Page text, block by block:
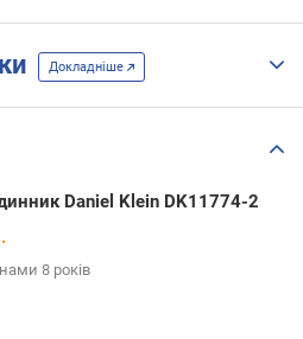
Докладніше
Daniel Klein DK11774-2
8 років